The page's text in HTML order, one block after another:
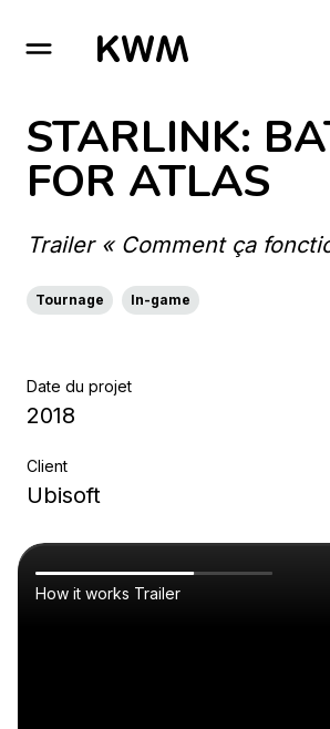
GO TO HOMEPAGE
STARLINK:
FOR ATLAS
Trailer « Comment ça
Tournage In-game
Date du projet
2018
Client
Ubisoft
How it works Trailer